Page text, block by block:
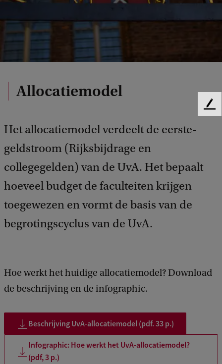
Allocatiemodel
Het allocatiemodel verdeelt de eerste-
geldstroom (Rijksbijdrage en
collegegelden) van de UvA. Het bepaalt
hoeveel budget de faculteiten krijgen
toegewezen en vormt de basis van de
begrotingscyclus van de UvA.
Hoe werkt het huidige allocatiemodel? Download
de beschrijving en de infographic.
Beschrijving UvA-allocatiemodel (pdf. 33 p.)
Infographic: Hoe werkt het UvA-allocatiemodel?
(pdf, 3 p.)
F